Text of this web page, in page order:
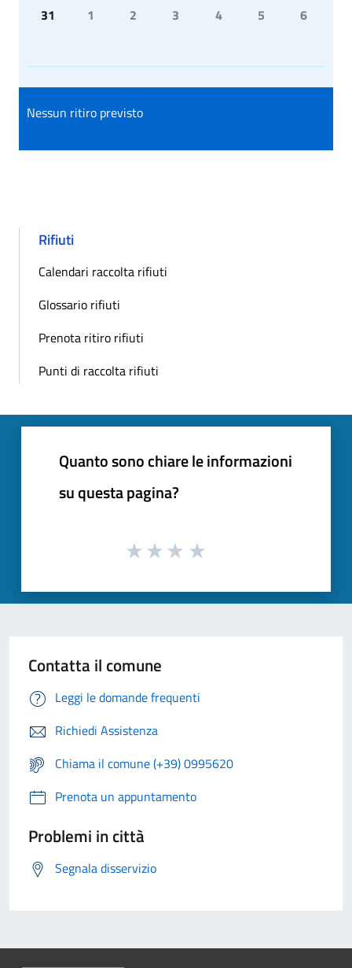
31 1 2 3 4 5 6
Nessun ritiro previsto
Rifiuti
Calendari raccolta rifiuti
Glossario rifiuti
Prenota ritiro rifiuti
Punti di raccolta rifiuti
Quanto sono chiare le informazioni
su questa pagina?
Contatta il comune
Leggi le domande frequenti
Richiedi Assistenza
Chiama il comune (+39) 0995620
Prenota un appuntamento
Problemi in città
Segnala disservizio